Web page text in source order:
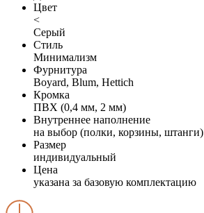
Цвет
<
Серый
Стиль
Минимализм
Фурнитура
Boyard, Blum, Hettich
Кромка
ПВХ (0,4 мм, 2 мм)
Внутреннее наполнение
на выбор (полки, корзины, штанги)
Размер
индивидуальный
Цена
указана за базовую комплектацию